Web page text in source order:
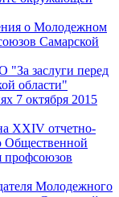
о Молодежном
Самарской
заслуги перед
области"
7 октября 2015
XXIV отчетно-
профсоюзов
Молодежного